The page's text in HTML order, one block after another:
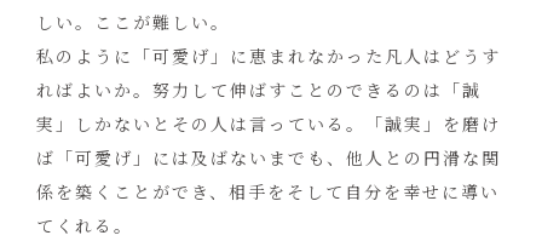
しい。ここが難しい。
私のように「可愛げ」に恵まれなかった凡人はどうす
ればよいか。努力して伸ばすことのできるのは「誠
実」しかないとその人は言っている。「誠実」を磨け
ば「可愛げ」には及ばないまでも、他人との円滑な関
係を築くことができ、相手をそして自分を幸せに導い
てくれる。